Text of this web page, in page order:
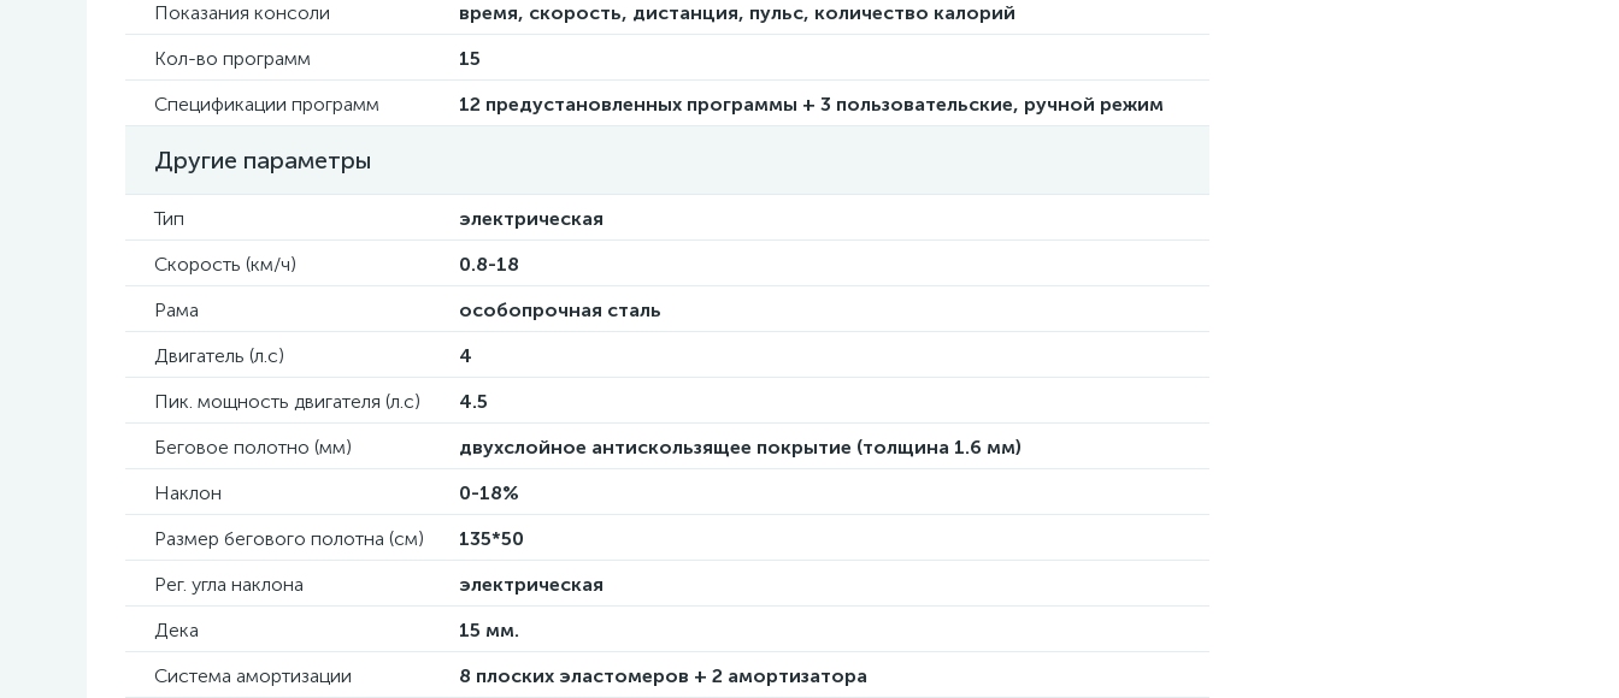
Показания консоли
время, скорость, дистанция, пульс, количество калорий
Кол-во программ
15
Спецификации программ
12 предустановленных программы + 3 пользовательские, ручной режим
Другие параметры
Тип
электрическая
Скорость (км/ч)
0.8-18
Рама
особопрочная сталь
Двигатель (л.с)
4
Пик. мощность двигателя (л.с)
4.5
Беговое полотно (мм)
двухслойное антискользящее покрытие (толщина 1.6 мм)
Наклон
0-18%
Размер бегового полотна (см)
135*50
Рег. угла наклона
электрическая
Дека
15 мм.
Система амортизации
8 плоских эластомеров + 2 амортизатора